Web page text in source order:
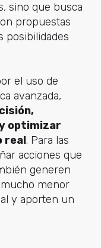
sino que busca
propuestas
posibilidades
el uso de
avanzada,
optimizar
real. Para las
acciones que
generen
menor
y aporten un